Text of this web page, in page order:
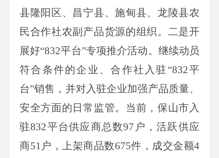
县隆阳区、昌宁县、施甸县、龙陵县农
民合作社农副产品货源的组织。二是开
展好“832平台”专项推介活动。继续动员
符合条件的企业、合作社入驻“832平
台”销售，并对入驻企业加强产品质量、
安全方面的日常监管。当前，保山市入
驻832平台供应商总数97 户，活跃供应
商51户，上架商品数675件，成交金额4